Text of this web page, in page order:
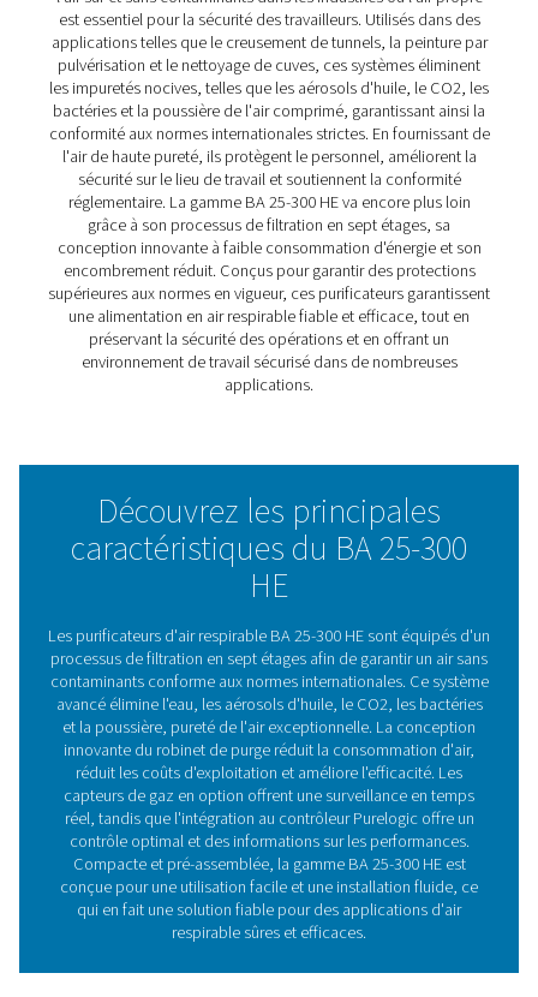
fournir les plus hauts niveaux de pureté de l'air,
fonctionnement sûr et fiable dans les applications
critiques. Que ce soit pour le creusement de tunnels, la
par pulvérisation ou le nettoyage de cuves, cette
un air comprimé sans contaminants, protégeant le
répondant aux normes internationales les plus strictes.
Axée sur l'efficacité et la facilité d'utilisation, la gamme
associe des solutions écoénergétiques innovantes à un
compact et convivial. Les fonctionnalités avancées
coûts d'exploitation tout en garantissant des
constantes, ce qui permet aux entreprises de maintenir
facilement la conformité et d'optimiser leurs systèmes.
assurer la sécurité de l'environnement de travail, quelle
l'industrie.
Assurer un air respirable
pour les applications
industrielles
Les purificateurs d'air respirable sont essentiels pour
l'air sûr et sans contaminants dans les industries où
est essentiel pour la sécurité des travailleurs. Utilisés
applications telles que le creusement de tunnels, la
pulvérisation et le nettoyage de cuves, ces systèmes
les impuretés nocives, telles que les aérosols d'huile,
bactéries et la poussière de l'air comprimé,
conformité aux normes internationales strictes. En